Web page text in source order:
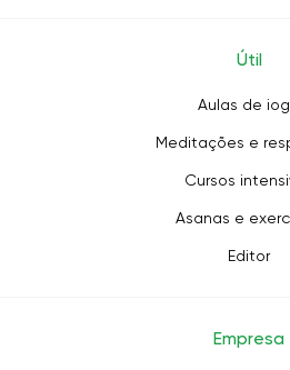
Útil
Aulas de
Meditações e
Cursos
Asanas e
Editor
Empresa